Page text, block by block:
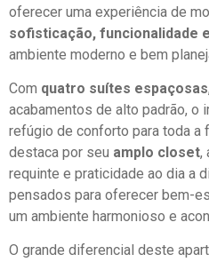
oferecer uma experiência de
sofisticação, funcionalidade
ambiente moderno e bem
Com quatro suítes espaçosas
acabamentos de alto padrão, o
refúgio de conforto para toda a
destaca por seu amplo closet,
requinte e praticidade ao dia a
pensados para oferecer bem-
um ambiente harmonioso e
O grande diferencial deste